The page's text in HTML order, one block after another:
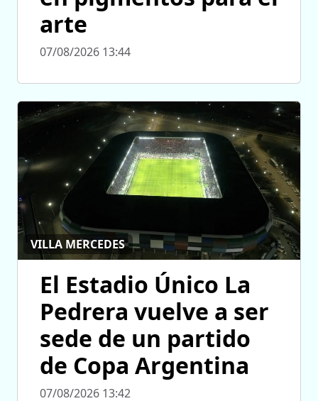
arte
07/08/2026 13:44
VILLA MERCEDES
El Estadio Único La
Pedrera vuelve a ser
sede de un partido
de Copa Argentina
07/08/2026 13:42